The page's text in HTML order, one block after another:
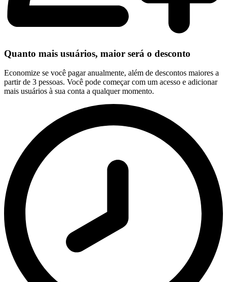
Quanto mais usuários, maior será o desconto
Economize se você pagar anualmente, além de descontos maiores a
partir de 3 pessoas. Você pode começar com um acesso e adicionar
mais usuários à sua conta a qualquer momento.